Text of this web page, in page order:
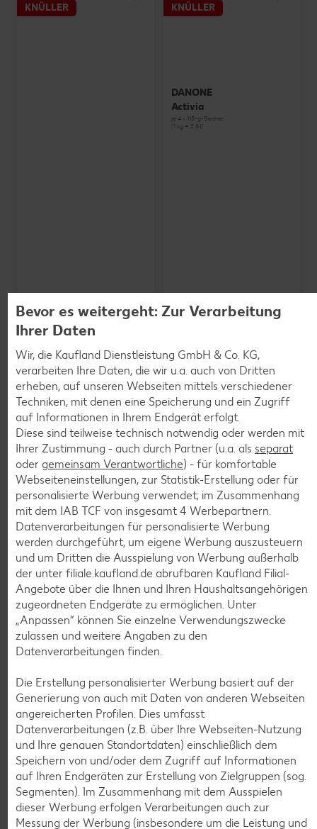
KNÜLLER
SCHWARZWALDMILCH
Bioland frische Vollmilch,
3,8 % Fett
nur
1.59
KNÜLLER
DANONE
Activia
je 4 x 115-g-Becher
(1 kg = 2.81)
nur
1.29
K-TAKE IT VEGGIE
versch. Sorten
je 400-g-Becher
(1 kg = 3.23)
1.29
Weitere Angebote anzeigen
Diese Artikel findest du an unserer
Frischetheke
Bevor es weitergeht: Zur Verarbeitung
Ihrer Daten
Wir, die Kaufland Dienstleistung GmbH & Co. KG,
verarbeiten Ihre Daten, die wir u.a. auch von Dritten
erheben, auf unseren Webseiten mittels verschiedener
Techniken, mit denen eine Speicherung und ein Zugriff
auf Informationen in Ihrem Endgerät erfolgt.
Diese sind teilweise technisch notwendig oder werden mit
Ihrer Zustimmung - auch durch Partner (u.a. als separat
oder gemeinsam Verantwortliche) - für komfortable
Webseiteneinstellungen, zur Statistik-Erstellung oder für
personalisierte Werbung verwendet; im Zusammenhang
mit dem IAB TCF von insgesamt 4 Werbepartnern.
Datenverarbeitungen für personalisierte Werbung
werden durchgeführt, um eigene Werbung auszusteuern
und um Dritten die Ausspielung von Werbung außerhalb
der unter filiale.kaufland.de abrufbaren Kaufland Filial-
Angebote über die Ihnen und Ihren Haushaltsangehörigen
zugeordneten Endgeräte zu ermöglichen. Unter
„Anpassen“ können Sie einzelne Verwendungszwecke
zulassen und weitere Angaben zu den
Datenverarbeitungen finden.
Die Erstellung personalisierter Werbung basiert auf der
Generierung von auch mit Daten von anderen Webseiten
angereicherten Profilen. Dies umfasst
Datenverarbeitungen (z.B. über Ihre Webseiten-Nutzung
und Ihre genauen Standortdaten) einschließlich dem
Speichern von und/oder dem Zugriff auf Informationen
auf Ihren Endgeräten zur Erstellung von Zielgruppen (sog.
Segmenten). Im Zusammenhang mit dem Ausspielen
dieser Werbung erfolgen Verarbeitungen auch zur
Messung der Werbung (insbesondere um die Leistung und